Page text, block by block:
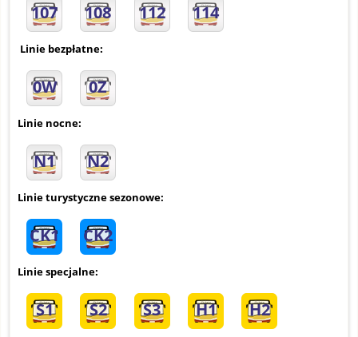
107 108 112 114
Linie bezpłatne:
0W 0Z
Linie nocne:
N1 N2
Linie turystyczne sezonowe:
CK1 CK2
Linie specjalne:
S1 S2 S3 H1 H2